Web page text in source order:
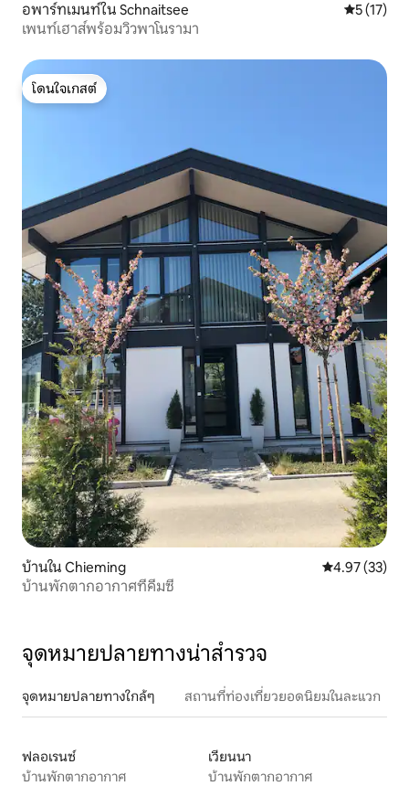
อพาร์ทเมนท์ใน Schnaitsee คะแนนเฉลี่
5 (17)
เพนท์เฮาส์พร้อมวิวพาโนรามา
โดนใจเกสต์
โดนใจเกสต์
บ้านใน Chieming คะแนนเฉลี่ย
4.97 (33)
บ้านพักตากอากาศที่คีมซี
จุดหมายปลายทางน่าสำรวจ
จุดหมายปลายทางใกล้ๆ สถานที่ท่องเที่ยวยอดนิยมในละแวก
ฟลอเรนซ์
บ้านพักตากอากาศ
เวียนนา
บ้านพักตากอากาศ